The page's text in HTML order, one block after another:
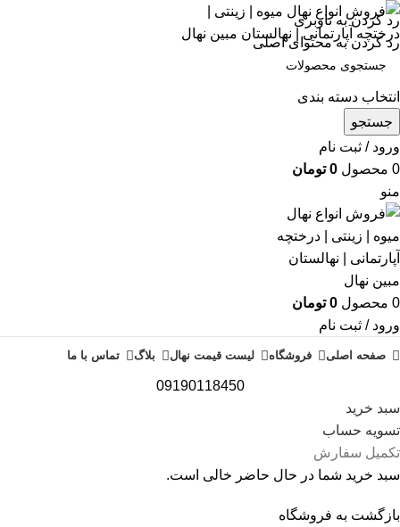
رد کردن به ناوبری
رد کردن به محتوای اصلی
انتخاب دسته بندی
جستجو
ورود / ثبت نام
0 محصول 0 تومان
منو
0 محصول 0 تومان
ورود / ثبت نام
صفحه اصلی فروشگاه لیست قیمت نهال بلاگ تماس با ما
09190118450
سبد خرید
تسویه حساب
تکمیل سفارش
سبد خرید شما در حال حاضر خالی است.
بازگشت به فروشگاه